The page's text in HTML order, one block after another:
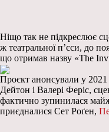
Ніщо так не підкреслює
ж театральної п’єси, до
що отримав назву «The
Проєкт анонсували у
Дейтон і Валері Феріс,
фактично зупинилася
приєдналися Сет Роґен,